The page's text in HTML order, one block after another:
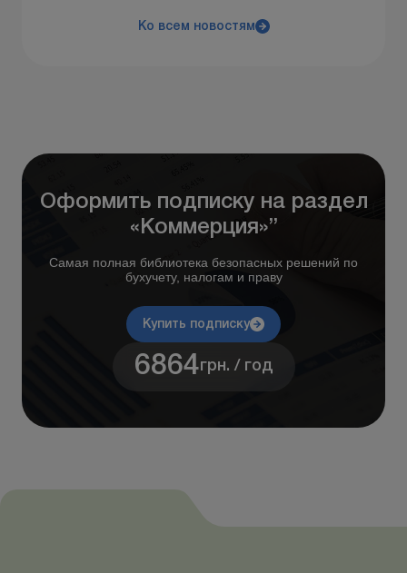
Ко всем новостям
Оформить подписку на раздел
«Коммерция»”
Самая полная библиотека безопасных решений по
бухучету, налогам и праву
Купить подписку
6864грн. / год